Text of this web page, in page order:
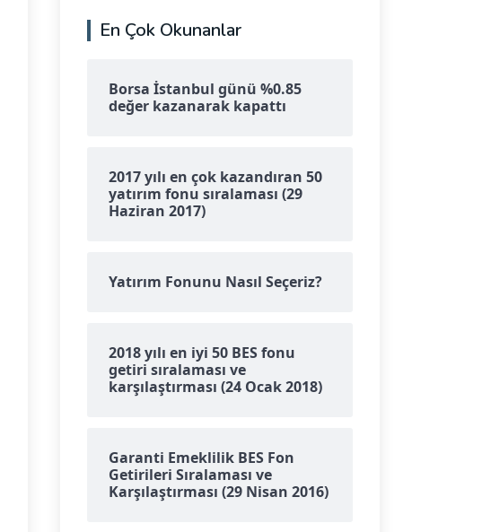
En Çok Okunanlar
Borsa İstanbul günü %0.85
değer kazanarak kapattı
2017 yılı en çok kazandıran 50
yatırım fonu sıralaması (29
Haziran 2017)
Yatırım Fonunu Nasıl Seçeriz?
2018 yılı en iyi 50 BES fonu
getiri sıralaması ve
karşılaştırması (24 Ocak 2018)
Garanti Emeklilik BES Fon
Getirileri Sıralaması ve
Karşılaştırması (29 Nisan 2016)